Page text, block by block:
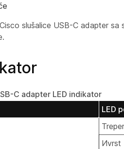
slušalice USB-C adapter sa
C adapter LED indikator
LED
Иvrst